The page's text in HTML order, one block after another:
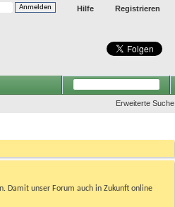
Registrieren
Hilfe
Erweiterte Suche
Damit unser Forum auch in Zukunft online